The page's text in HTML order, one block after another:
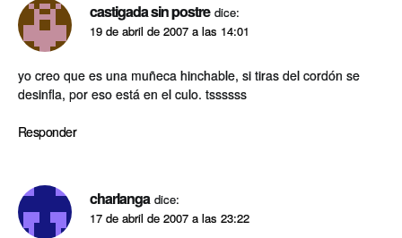
castigada sin postre dice:
19 de abril de 2007 a las 14:01
yo creo que es una muñeca hinchable, si tiras del cordón se
desinfla, por eso está en el culo. tssssss
Responder
charlanga dice:
17 de abril de 2007 a las 23:22